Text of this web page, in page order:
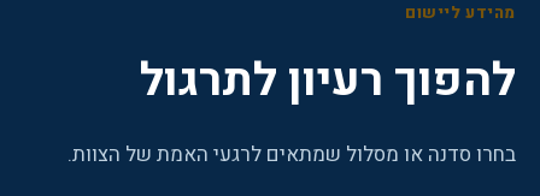
מהידע ליישום
להפוך רעיון לתרגול
בחרו סדנה או מסלול שמתאים לרגעי האמת של הצוות.